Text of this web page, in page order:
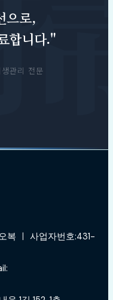
으로,
합니다."
관리 전문
복 ㅣ 사업자번호:431-